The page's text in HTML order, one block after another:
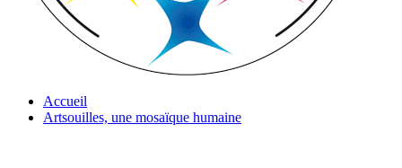
Accueil
Artsouilles, une mosaïque humaine